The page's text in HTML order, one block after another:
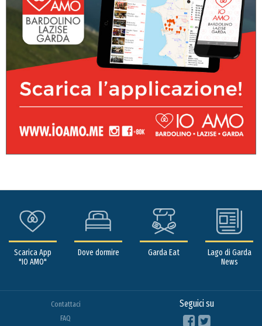
Scarica App
"IO AMO"
Dove dormire Garda Eat
Lago di Garda
News
Contattaci
FAQ
Seguici su